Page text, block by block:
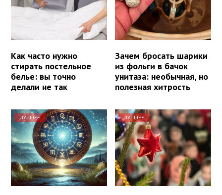
Как часто нужно
стирать постельное
белье: вы точно
делали не так
Зачем бросать шарики
из фольги в бачок
унитаза: необычная, но
полезная хитрость
ЛУЧШЕЕ ЛУЧШЕЕ